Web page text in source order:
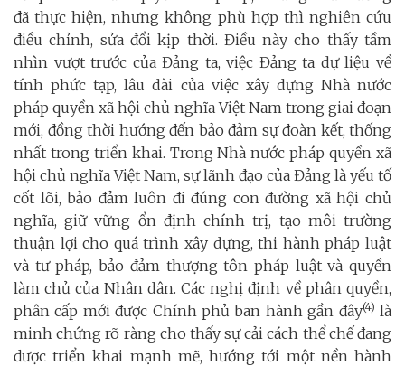
đã thực hiện, nhưng không phù hợp thì nghiên cứu
điều chỉnh, sửa đổi kịp thời. Điều này cho thấy tầm
nhìn vượt trước của Đảng ta, việc Đảng ta dự liệu về
tính phức tạp, lâu dài của việc xây dựng Nhà nước
pháp quyền xã hội chủ nghĩa Việt Nam trong giai đoạn
mới, đồng thời hướng đến bảo đảm sự đoàn kết, thống
nhất trong triển khai. Trong Nhà nước pháp quyền xã
hội chủ nghĩa Việt Nam, sự lãnh đạo của Đảng là yếu tố
cốt lõi, bảo đảm luôn đi đúng con đường xã hội chủ
nghĩa, giữ vững ổn định chính trị, tạo môi trường
thuận lợi cho quá trình xây dựng, thi hành pháp luật
và tư pháp, bảo đảm thượng tôn pháp luật và quyền
làm chủ của Nhân dân. Các nghị định về phân quyền,
phân cấp mới được Chính phủ ban hành gần đây(4) là
minh chứng rõ ràng cho thấy sự cải cách thể chế đang
được triển khai mạnh mẽ, hướng tới một nền hành